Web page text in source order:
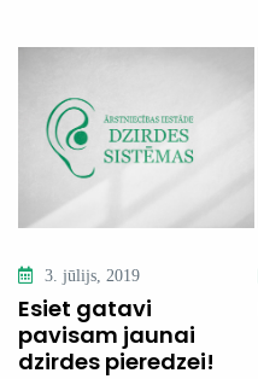
3. jūlijs, 2019
Esiet gatavi
pavisam jaunai
dzirdes pieredzei!